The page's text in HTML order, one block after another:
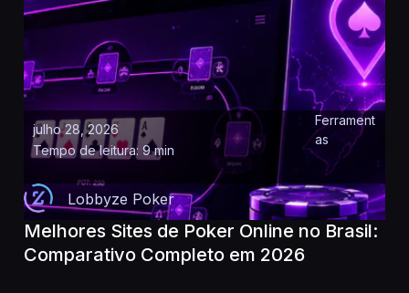
julho 28, 2026
Tempo de leitura: 9 min
Ferrament
as
Lobbyze Poker
Melhores Sites de Poker Online no Brasil:
Comparativo Completo em 2026